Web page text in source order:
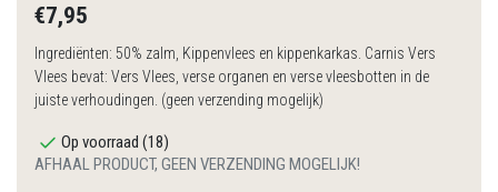
€7,95
Ingrediënten: 50% zalm, Kippenvlees en kippenkarkas. Carnis Vers
Vlees bevat: Vers Vlees, verse organen en verse vleesbotten in de
juiste verhoudingen. (geen verzending mogelijk)
Op voorraad (18)
AFHAAL PRODUCT, GEEN VERZENDING MOGELIJK!